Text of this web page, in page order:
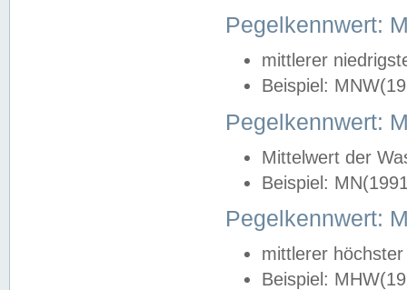
Pegelkennwert:
mittlerer
Beispiel:
Pegelkennwert:
Mittelwert der
Beispiel:
Pegelkennwert:
mittlerer
Beispiel: